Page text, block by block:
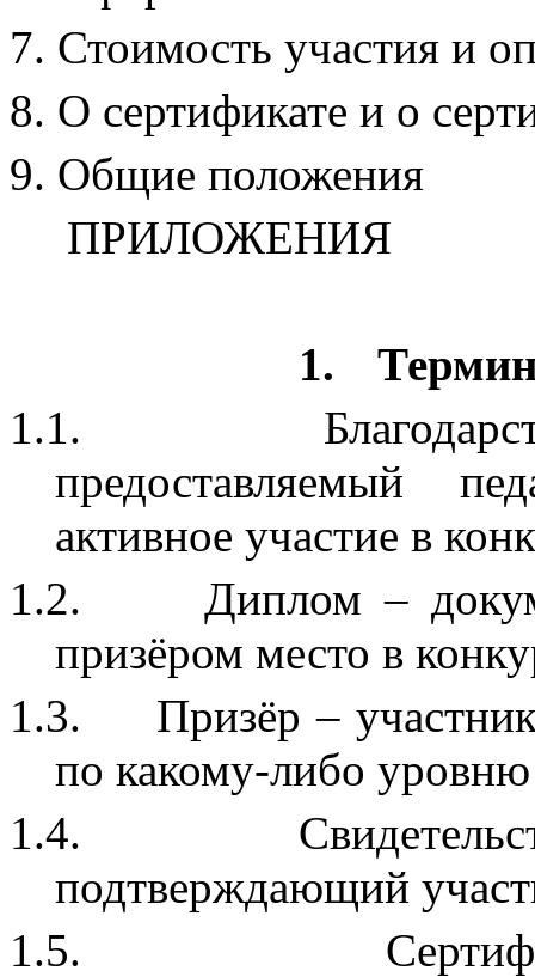
Стоимость участия и
О сертификате и о
Общие положения
ПРИЛОЖЕНИЯ
1.
1.1.
предоставляемый
активное участие в
1.2.
Диплом –
призёром место в
1.3.
Призёр –
по какому-либо уровню
1.4.
подтверждающий
1.5.